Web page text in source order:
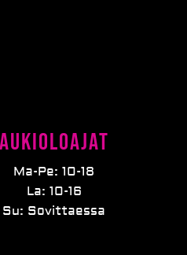
Aukioloajat
Ma-Pe: 10-18
La: 10-16
Su: Sovittaessa